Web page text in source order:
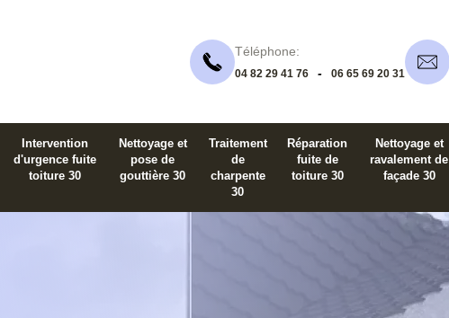
Téléphone:
04 82 29 41 76 - 06 65 69 20 31
Intervention
d'urgence fuite
toiture 30
Nettoyage et
pose de
gouttière 30
Traitement
de
charpente
30
Réparation
fuite de
toiture 30
Nettoyage et
ravalement de
façade 30